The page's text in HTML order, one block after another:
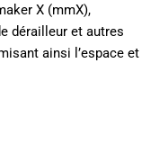
X (mmX),
dérailleur et autres
ainsi l’espace et